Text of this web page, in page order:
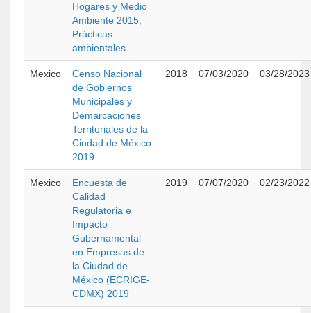
Hogares y Medio
Ambiente 2015,
Prácticas
ambientales
Mexico
Censo Nacional
de Gobiernos
Municipales y
Demarcaciones
Territoriales de la
Ciudad de México
2019
2018 07/03/2020 03/28/2023
Mexico
Encuesta de
Calidad
Regulatoria e
Impacto
Gubernamental
en Empresas de
la Ciudad de
México (ECRIGE-
CDMX) 2019
2019 07/07/2020 02/23/2022